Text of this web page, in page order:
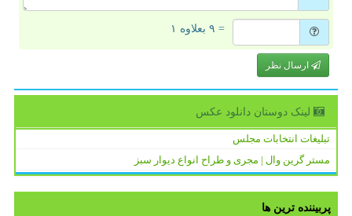
= ۹ بعلاوه ۱
ارسال نظر
لینک دوستان دانلود عكس
تبلیغات انتخابات مجلس
مستر گرین وال | مجری و طراح انواع دیوار سبز
پربیننده ترین ها